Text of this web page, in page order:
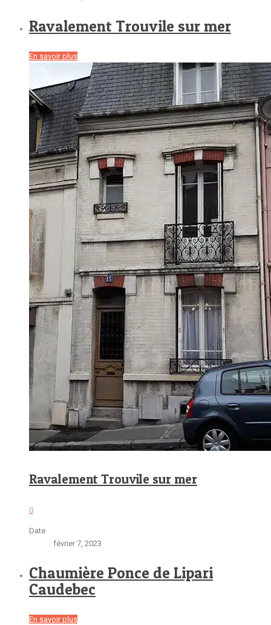
Ravalement Trouvile sur mer
En savoir plus
Ravalement Trouvile sur mer
0
Date
février 7, 2023
Chaumière Ponce de Lipari
Caudebec
En savoir plus